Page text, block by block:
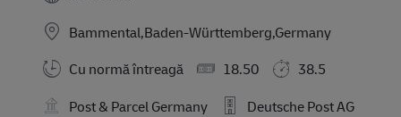
Bammental,Baden-Württemberg,Germany
Cu normă întreagă
18.50
38.5
Post & Parcel Germany
Deutsche Post AG